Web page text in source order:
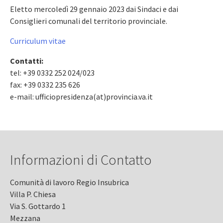
Eletto mercoledì 29 gennaio 2023 dai Sindaci e dai
Consiglieri comunali del territorio provinciale.
Curriculum vitae
Contatti:
tel: +39 0332 252 024/023
fax: +39 0332 235 626
e-mail: ufficiopresidenza(at)provincia.va.it
Informazioni di Contatto
Comunità di lavoro Regio Insubrica
Villa P. Chiesa
Via S. Gottardo 1
Mezzana